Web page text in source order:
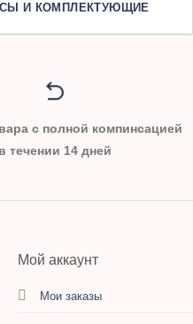
И КОМПЛЕКТУЮЩИЕ
с полной компинсацией
в течении 14 дней
Мой аккаунт
Мои заказы